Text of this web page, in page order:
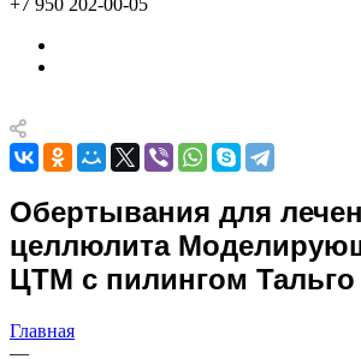
+7 950 202-00-05
Обертывания для
целлюлита
ЦТМ с пилингом Тальго
Главная
—